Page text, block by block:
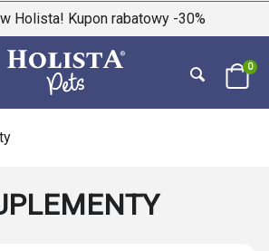
Holista! Kupon rabatowy -30%
0